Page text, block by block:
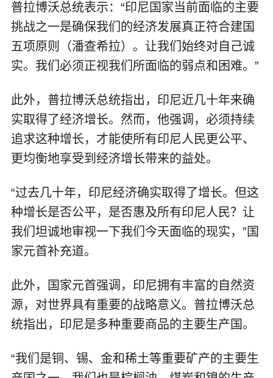
普拉博沃总统表示：“印尼国家当前面临的主要
挑战之一是确保我们的经济发展真正符合建国
五项原则（潘查希拉）。让我们始终对自己诚
实。我们必须正视我们所面临的弱点和困难。”
此外，普拉博沃总统指出，印尼近几十年来确
实取得了经济增长。然而，他强调，必须持续
追求这种增长，才能使所有印尼人民更公平、
更均衡地享受到经济增长带来的益处。
“过去几十年，印尼经济确实取得了增长。但这
种增长是否公平，是否惠及所有印尼人民？让
我们坦诚地审视一下我们今天面临的现实，”国
家元首补充道。
此外，国家元首强调，印尼拥有丰富的自然资
源，对世界具有重要的战略意义。普拉博沃总
统指出，印尼是多种重要商品的主要生产国。
“我们是铜、锡、金和稀土等重要矿产的主要生